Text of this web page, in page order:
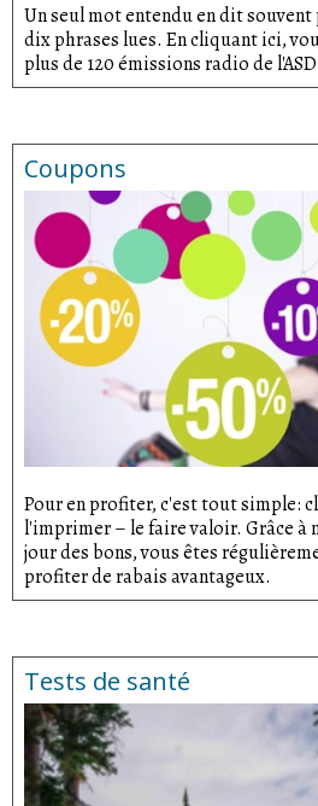
Un seul mot entendu en dit souvent
dix phrases lues. En cliquant ici,
plus de 120 émissions radio de
Coupons
Pour en profiter, c'est tout simple:
l'imprimer – le faire valoir. Grâce à
jour des bons, vous êtes
profiter de rabais avantageux.
Tests de santé